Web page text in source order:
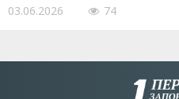
03.06.2026 74